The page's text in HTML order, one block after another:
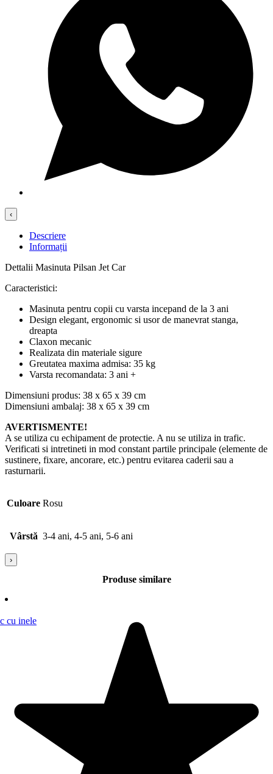
‹
Descriere
Informații
Dettalii Masinuta Pilsan Jet Car
Caracteristici:
Masinuta pentru copii cu varsta incepand de la 3 ani
Design elegant, ergonomic si usor de manevrat stanga,
dreapta
Claxon mecanic
Realizata din materiale sigure
Greutatea maxima admisa: 35 kg
Varsta recomandata: 3 ani +
Dimensiuni produs: 38 x 65 x 39 cm
Dimensiuni ambalaj: 38 x 65 x 39 cm
AVERTISMENTE!
A se utiliza cu echipament de protectie. A nu se utiliza in trafic.
Verificati si intretineti in mod constant partile principale (elemente de
sustinere, fixare, ancorare, etc.) pentru evitarea caderii sau a
rasturnarii.
Culoare Rosu
Vârstă 3-4 ani, 4-5 ani, 5-6 ani
›
Produse similare